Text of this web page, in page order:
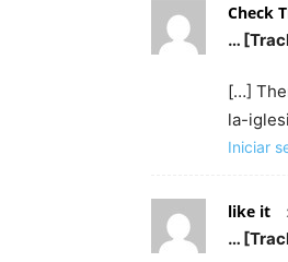
Check
…
[…]
la-
Iniciar
like it
…